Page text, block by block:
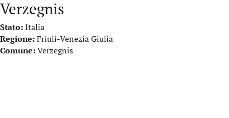
Verzegnis
Stato:Italia
Regione:Friuli-Venezia Giulia
Comune:Verzegnis